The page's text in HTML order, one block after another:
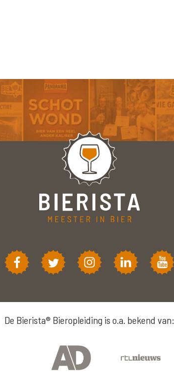
De Bierista® Bieropleiding is o.a. bekend van: